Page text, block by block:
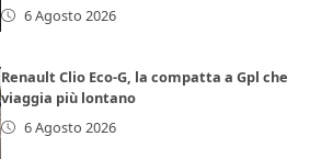
6 Agosto 2026
Renault Clio Eco-G, la compatta a Gpl che
viaggia più lontano
6 Agosto 2026